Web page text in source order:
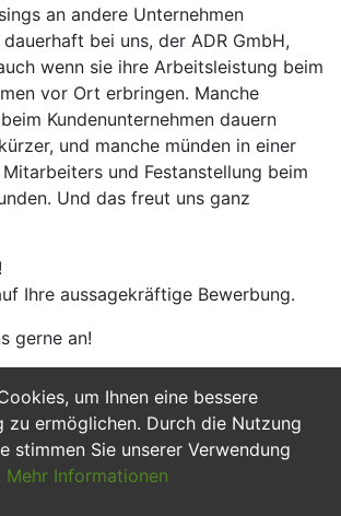
um Ihnen eine bessere
zu ermöglichen. Durch die Nutzung
stimmen Sie unserer Verwendung
Mehr Informationen
an andere Unternehmen
dauerhaft bei uns, der ADR GmbH,
wenn sie ihre Arbeitsleistung beim
vor Ort erbringen. Manche
Kundenunternehmen dauern
und manche münden in einer
und Festanstellung beim
Und das freut uns ganz
Ihre aussagekräftige Bewerbung.
gerne an!
Jetzt Bewerben